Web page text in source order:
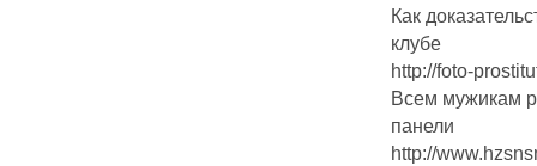
Как
клубе
http://foto-
Всем мужикам
панели
http://